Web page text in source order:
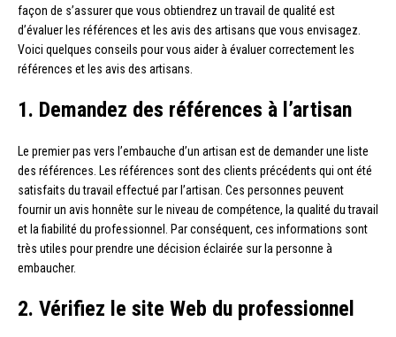
façon de s’assurer que vous obtiendrez un travail de qualité est
d’évaluer les références et les avis des artisans que vous envisagez.
Voici quelques conseils pour vous aider à évaluer correctement les
références et les avis des artisans.
1. Demandez des références à l’artisan
Le premier pas vers l’embauche d’un artisan est de demander une liste
des références. Les références sont des clients précédents qui ont été
satisfaits du travail effectué par l’artisan. Ces personnes peuvent
fournir un avis honnête sur le niveau de compétence, la qualité du travail
et la fiabilité du professionnel. Par conséquent, ces informations sont
très utiles pour prendre une décision éclairée sur la personne à
embaucher.
2. Vérifiez le site Web du professionnel